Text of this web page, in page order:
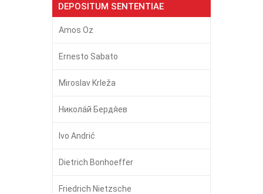
DEPOSITUM SENTENTIAE
Amos Oz
Ernesto Sabato
Miroslav Krleža
Никола́й Бердя́ев
Ivo Andrić
Dietrich Bonhoeffer
Friedrich Nietzsche